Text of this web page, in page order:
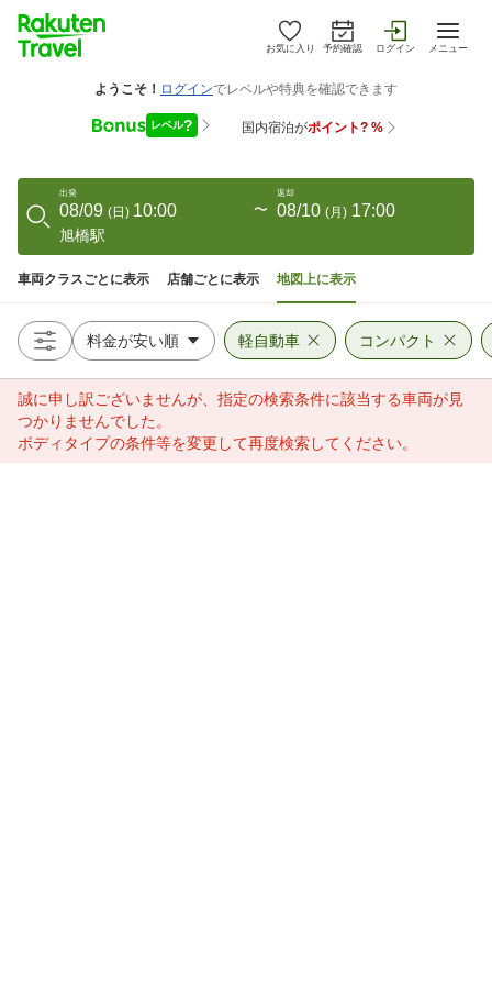
お気に入り 予約確認 ログイン メニュー
出発
08/09 (日) 10:00 〜
返却
08/10 (月 ) 17:00
旭橋駅
車両クラスごとに表示 店舗ごとに表示 地図上に表示
軽自動車 コンパクト
誠に申し訳ございませんが、指定の検索条件に該当する車両が見
つかりませんでした。
ボディタイプの条件等を変更して再度検索してください。